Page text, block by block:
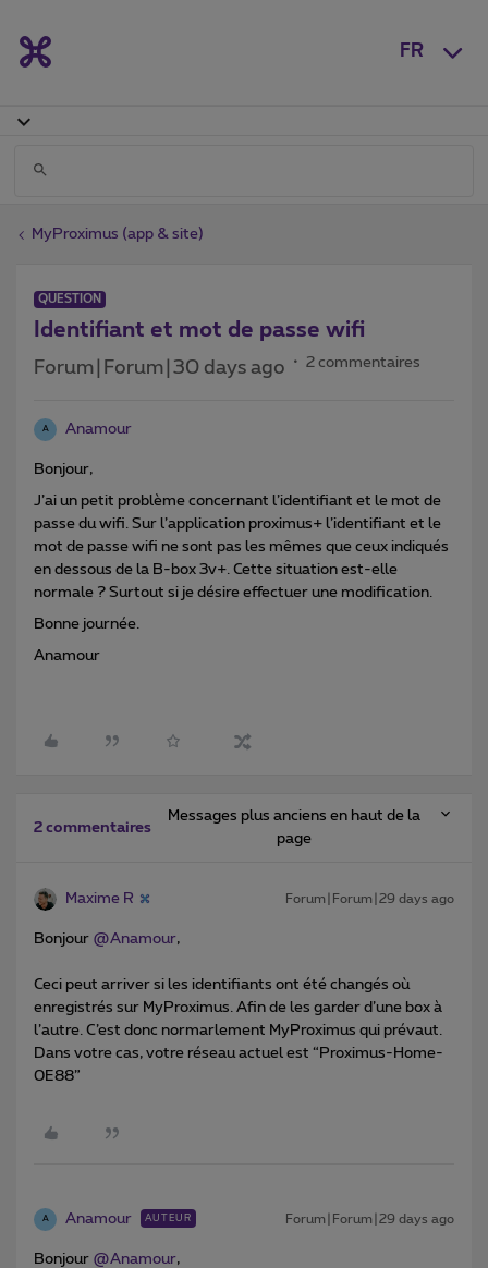
FR
MyProximus (app & site)
QUESTION
Identifiant et mot de passe wifi
Forum|Forum|30 days ago 2 commentaires
A Anamour
Bonjour,
J’ai un petit problème concernant l’identifiant et le mot de
passe du wifi. Sur l’application proximus+ l’identifiant et le
mot de passe wifi ne sont pas les mêmes que ceux indiqués
en dessous de la B-box 3v+. Cette situation est-elle
normale ? Surtout si je désire effectuer une modification.
Bonne journée.
Anamour
2 commentaires
Messages plus anciens en haut de la
page
Maxime R Forum|Forum|29 days ago
Bonjour ​ @Anamour,
Ceci peut arriver si les identifiants ont été changés où
enregistrés sur MyProximus. Afin de les garder d’une box à
l’autre. C’est donc normarlement MyProximus qui prévaut.
Dans votre cas, votre réseau actuel est “Proximus-Home-
0E88”
A Anamour AUTEUR Forum|Forum|29 days ago
Bonjour ​ @Anamour,